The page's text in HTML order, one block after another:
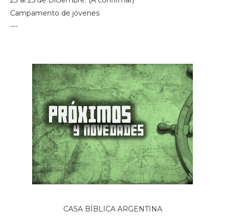
Campamento de jóvenes
---
CASA BÍBLICA ARGENTINA